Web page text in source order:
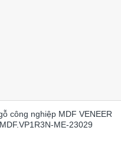
công nghiệp MDF VENEER
MDF.VP1R3N-ME-23029